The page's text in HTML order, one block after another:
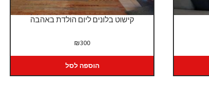
קישוט בלונים ליום הולדת באהבה
₪300
הוספה לסל